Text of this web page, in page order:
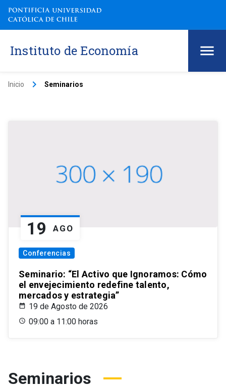
Instituto de Economía
Inicio keyboard_arrow_right Seminarios
19 AGO
Conferencias
Seminario: “El Activo que Ignoramos: Cómo
el envejecimiento redefine talento,
mercados y estrategia”
19 de Agosto de 2026
09:00 a 11:00 horas
Seminarios